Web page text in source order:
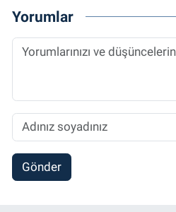
Yorumlar
Gönder